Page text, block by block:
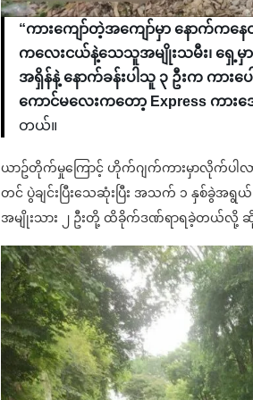
“ကားကျော်တဲ့အကျော်မှာ နောက်က
ကလေးငယ်နဲ့သေသူအမျိုးသမီး၊ ရှေ့
အရှိန်နဲ့ နောက်ခန်းပါသူ ၃ ဦးက ကာ
ကောင်မလေးကတော့ Express ကား
တယ်။
ယာဥ်တိုက်မှုကြောင့် ဟိုက်ဂျက်ကားမှာလိုက်ပါ
တင် ပွဲချင်းပြီးသေဆုံးပြီး အသက် ၁ နှစ်ခွဲ
အမျိုးသား ၂ ဦးတို့ ထိခိုက်ဒဏ်ရာရခဲ့တယ်လို့